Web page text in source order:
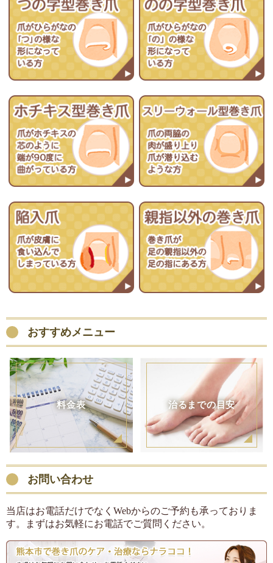
おすすめメニュー
料金表 治るまでの目安
お問い合わせ
当店はお電話だけでなくWebからのご予約も承っておりま
す。まずはお気軽にお電話でご質問ください。
ご希望のお問い合わせ方法を
お選びください
電話でお問い合わせ
LINEでお問い合わせ